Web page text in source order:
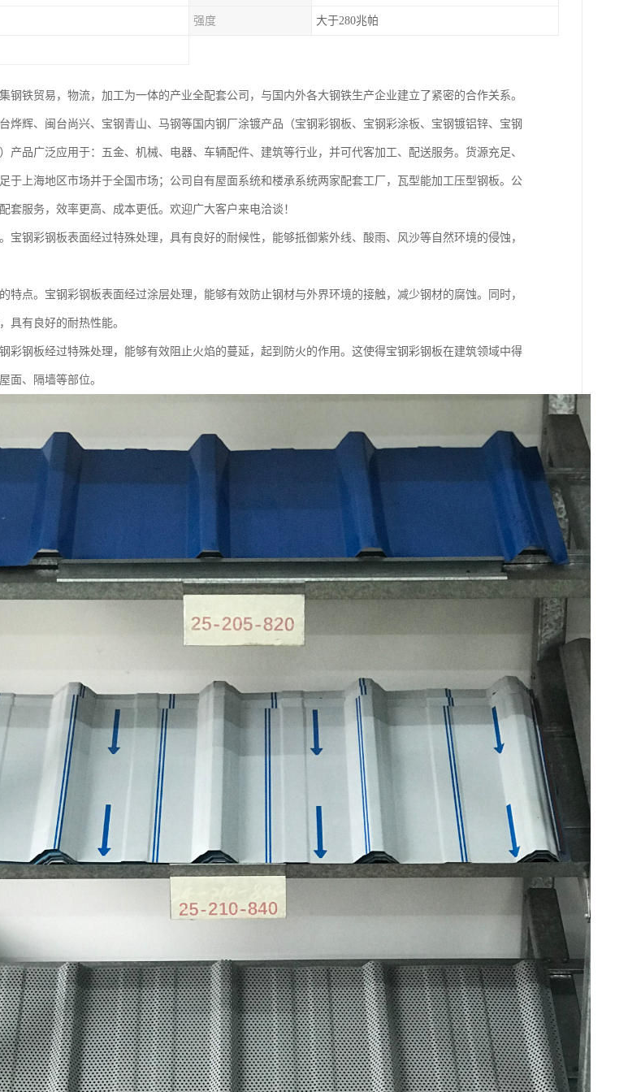
强度 大于280兆帕
钢铁贸易，物流，加工为一体的产业全配套公司，与国内外各大钢铁生产企业建立了紧密的合作关系。
烨辉、闽台尚兴、宝钢青山、马钢等国内钢厂涂镀产品（宝钢彩钢板、宝钢彩涂板、宝钢镀铝锌、宝钢
产品广泛应用于：五金、机械、电器、车辆配件、建筑等行业，并可代客加工、配送服务。货源充足、
于上海地区市场并于全国市场；公司自有屋面系统和楼承系统两家配套工厂，瓦型能加工压型钢板。公
套服务，效率更高、成本更低。欢迎广大客户来电洽谈！
宝钢彩钢板表面经过特殊处理，具有良好的耐候性，能够抵御紫外线、酸雨、风沙等自然环境的侵蚀，
特点。宝钢彩钢板表面经过涂层处理，能够有效防止钢材与外界环境的接触，减少钢材的腐蚀。同时，
具有良好的耐热性能。
彩钢板经过特殊处理，能够有效阻止火焰的蔓延，起到防火的作用。这使得宝钢彩钢板在建筑领域中得
面、隔墙等部位。